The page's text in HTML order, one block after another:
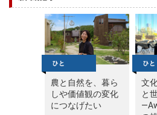
農と自然を、暮ら
しや価値観の変化
につなげたい
文
と